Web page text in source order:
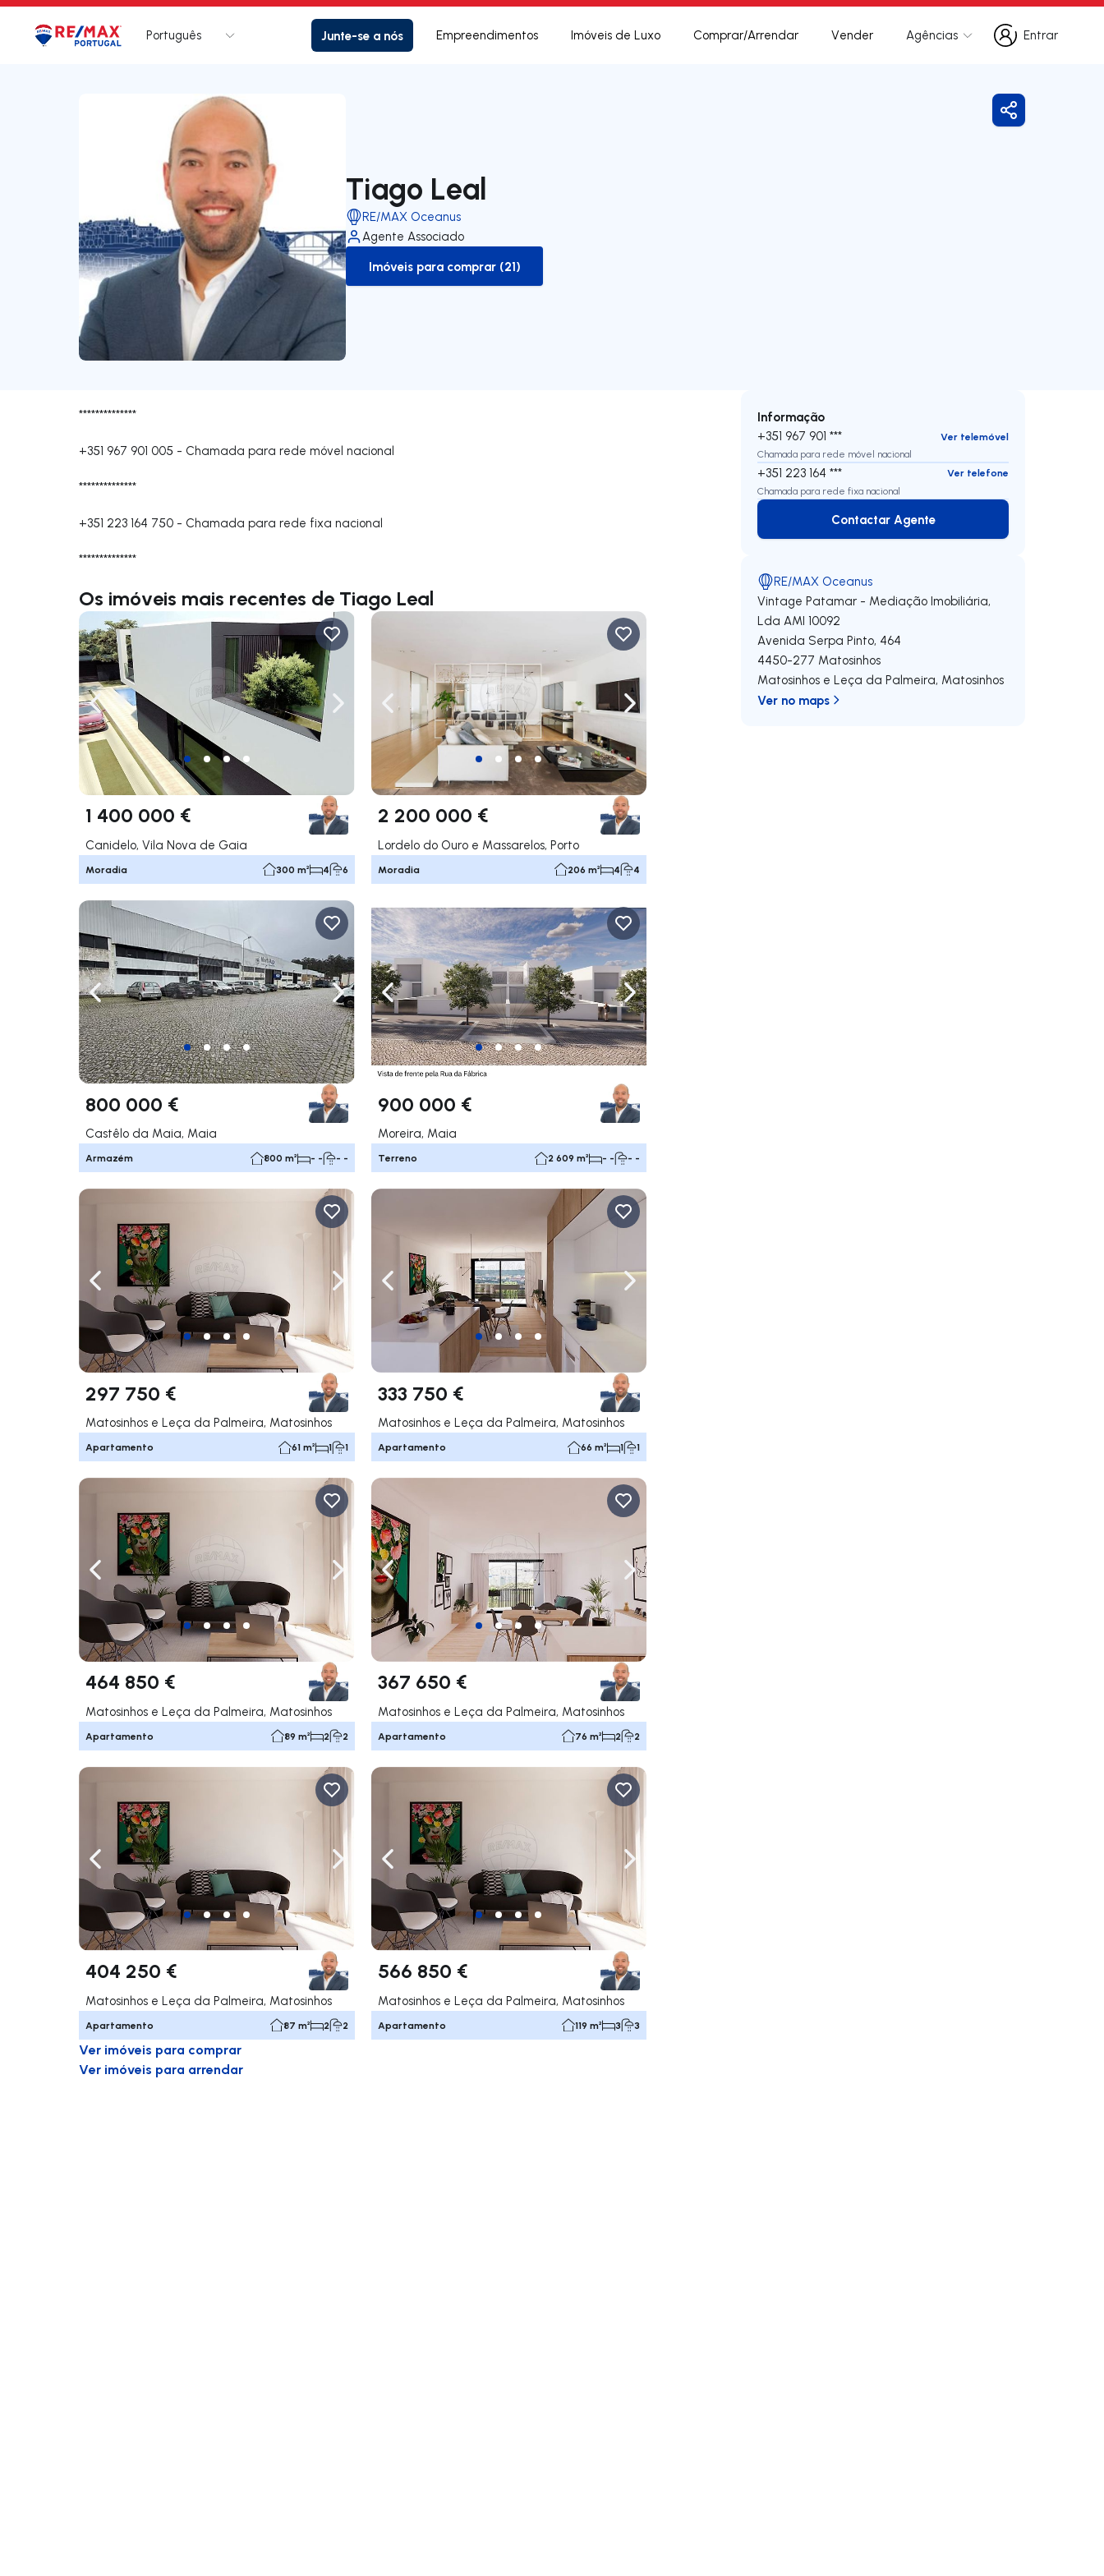
Logo Ir para página inicial
Português Junte-se a nós Empreendimentos Imóveis de Luxo Comprar/Arrendar Vender Agências
Entrar
Entrar
Tiago Leal
RE/MAX Oceanus
Agente Associado
to-buy-listing
Imóveis para comprar (21)
Partilhar
**************
+351 967 901 005 - Chamada para rede móvel nacional
**************
+351 223 164 750 - Chamada para rede fixa nacional
**************
Os imóveis mais recentes de Tiago Leal
Navegação para a esquerda Navegação para a direita
1 400 000 €
Canidelo, Vila Nova de Gaia
Moradia 300 m² 4 6
Navegação para a esquerda Navegação para a direita
2 200 000 €
Lordelo do Ouro e Massarelos, Porto
Moradia 206 m² 4 4
Navegação para a esquerda Navegação para a direita
800 000 €
Castêlo da Maia, Maia
Armazém 800 m² - - - -
Navegação para a esquerda Navegação para a direita
900 000 €
Moreira, Maia
Terreno 2 609 m² - - - -
Navegação para a esquerda Navegação para a direita
297 750 €
Matosinhos e Leça da Palmeira, Matosinhos
Apartamento 61 m² 1 1
Navegação para a esquerda Navegação para a direita
333 750 €
Matosinhos e Leça da Palmeira, Matosinhos
Apartamento 66 m² 1 1
Navegação para a esquerda Navegação para a direita
464 850 €
Matosinhos e Leça da Palmeira, Matosinhos
Apartamento 89 m² 2 2
Navegação para a esquerda Navegação para a direita
367 650 €
Matosinhos e Leça da Palmeira, Matosinhos
Apartamento 76 m² 2 2
Navegação para a esquerda Navegação para a direita
404 250 €
Matosinhos e Leça da Palmeira, Matosinhos
Apartamento 87 m² 2 2
Navegação para a esquerda Navegação para a direita
566 850 €
Matosinhos e Leça da Palmeira, Matosinhos
Apartamento 119 m² 3 3
Ver imóveis para comprar
Ver imóveis para arrendar
Informação
+351 967 901 ***
Ver telemóvel
Chamada para rede móvel nacional
+351 223 164 ***
Ver telefone
Chamada para rede fixa nacional
Contactar Agente
Contactar Agente
RE/MAX Oceanus
Vintage Patamar - Mediação Imobiliária,
Lda AMI 10092
Avenida Serpa Pinto, 464
4450-277 Matosinhos
Matosinhos e Leça da Palmeira, Matosinhos
Ver no maps